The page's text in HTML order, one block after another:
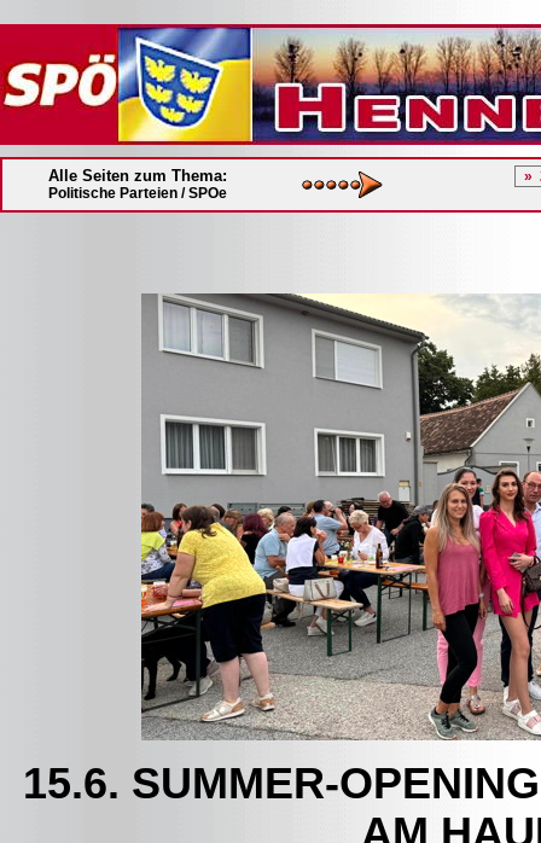
Alle Seiten zum Thema:
Politische Parteien / SPOe
15.6. SUMMER-
AM